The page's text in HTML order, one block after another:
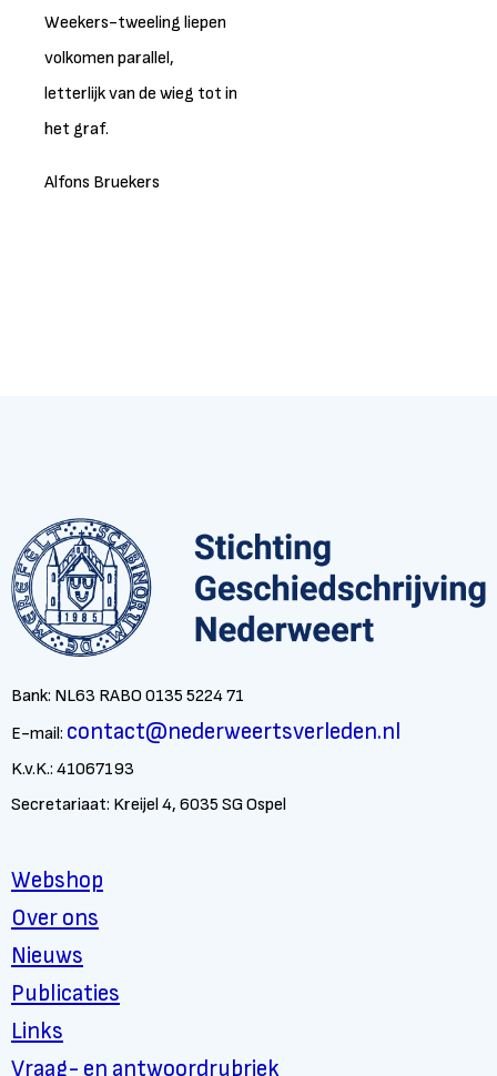
Weekers-tweeling liepen
volkomen parallel,
letterlijk van de wieg tot in
het graf.
Alfons Bruekers
Bank: NL63 RABO 0135 5224 71
E-mail: contact@nederweertsverleden.nl
K.v.K.: 41067193
Secretariaat: Kreijel 4, 6035 SG Ospel
Webshop
Over ons
Nieuws
Publicaties
Links
Vraag- en antwoordrubriek